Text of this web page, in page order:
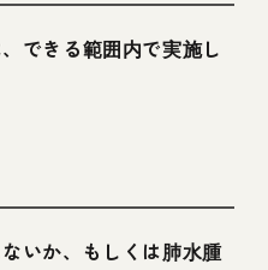
できる範囲内で実施し
いか、もしくは肺水腫